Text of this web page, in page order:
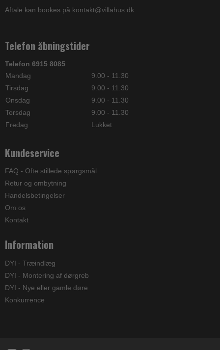
Aftale kan bookes på kontakt@villahus.dk
Telefon åbningstider
Telefon 6915 8085
Mandag
9.00 - 11.30
Tirsdag
9.00 - 11.30
Onsdag
9.00 - 11.30
Torsdag
9.00 - 11.30
Fredag
Lukket
Kundeservice
FAQ - Ofte stillede spørgsmål
Retur og ombytning
Handelsbetingelser
Om os
Kontakt
Information
DYI - Træindlæg
DYI - Montering af dørgreb
DYI - Nye eller gamle døre
Konkurrence